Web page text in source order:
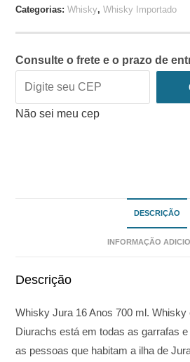
Categorias:Whisky,Whisky Importado
Consulte o frete e o prazo de
Não sei meu cep
DESCRIÇÃO
INFORMAÇÃO
Descrição
Whisky Jura 16 Anos 700 ml.
Diurachs está em todas as garrafas
as pessoas que habitam a ilha de